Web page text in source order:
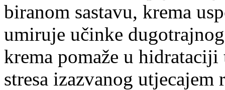
biranom sastavu, krema
umiruje učinke
krema pomaže u
stresa izazvanog